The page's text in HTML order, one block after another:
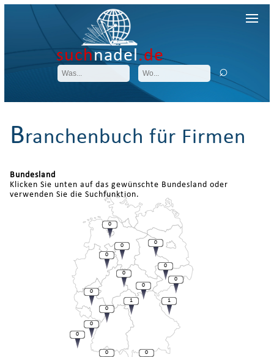
suchnadel.de
Branchenbuch für Firmen
Bundesland
Klicken Sie unten auf das gewünschte Bundesland oder
verwenden Sie die Suchfunktion.
1
0
0
0
0
0
0
0
0
0
0
0
0
0
1
0